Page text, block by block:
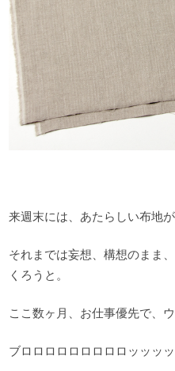
来週末には、あたらしい布地
それまでは妄想、構想のまま
くろうと。
ここ数ヶ月、お仕事優先で、
ブロロロロロロロロロッッッ